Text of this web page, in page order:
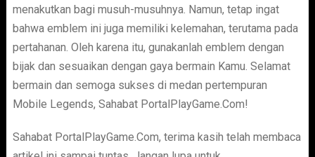
menakutkan bagi musuh-musuhnya. Namun, tetap ingat
bahwa emblem ini juga memiliki kelemahan, terutama pada
pertahanan. Oleh karena itu, gunakanlah emblem dengan
bijak dan sesuaikan dengan gaya bermain Kamu. Selamat
bermain dan semoga sukses di medan pertempuran
Mobile Legends, Sahabat PortalPlayGame.Com!
Sahabat PortalPlayGame.Com, terima kasih telah membaca